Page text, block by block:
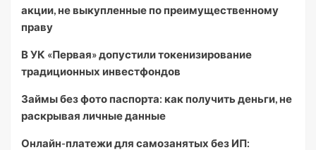
акции, не выкупленные по преимущественному
праву
В УК «Первая» допустили токенизирование
традиционных инвестфондов
Займы без фото паспорта: как получить деньги, не
раскрывая личные данные
Онлайн-платежи для самозанятых без ИП: